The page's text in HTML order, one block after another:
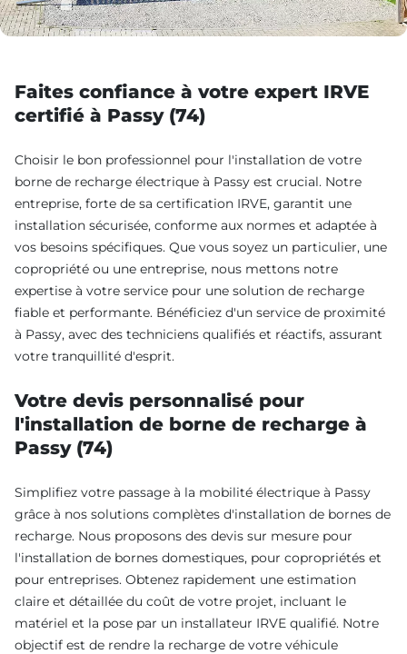
Faites confiance à votre expert IRVE
certifié à Passy (74)
Choisir le bon professionnel pour l'installation de votre
borne de recharge électrique à Passy est crucial. Notre
entreprise, forte de sa certification IRVE, garantit une
installation sécurisée, conforme aux normes et adaptée à
vos besoins spécifiques. Que vous soyez un particulier, une
copropriété ou une entreprise, nous mettons notre
expertise à votre service pour une solution de recharge
fiable et performante. Bénéficiez d'un service de proximité
à Passy, avec des techniciens qualifiés et réactifs, assurant
votre tranquillité d'esprit.
Votre devis personnalisé pour
l'installation de borne de recharge à
Passy (74)
Simplifiez votre passage à la mobilité électrique à Passy
grâce à nos solutions complètes d'installation de bornes de
recharge. Nous proposons des devis sur mesure pour
l'installation de bornes domestiques, pour copropriétés et
pour entreprises. Obtenez rapidement une estimation
claire et détaillée du coût de votre projet, incluant le
matériel et la pose par un installateur IRVE qualifié. Notre
objectif est de rendre la recharge de votre véhicule